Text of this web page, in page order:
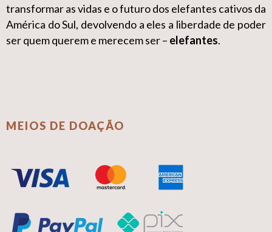
transformar as vidas e o futuro dos elefantes cativos da
América do Sul, devolvendo a eles a liberdade de poder
ser quem querem e merecem ser – elefantes.
MEIOS DE DOAÇÃO